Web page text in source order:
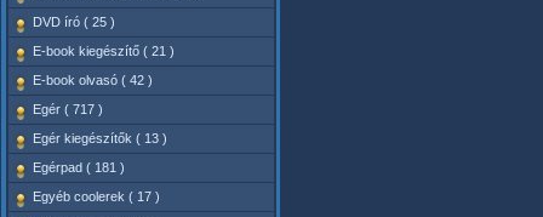
DVD író ( 25 )
E-book kiegészítő ( 21 )
E-book olvasó ( 42 )
Egér ( 717 )
Egér kiegészítők ( 13 )
Egérpad ( 181 )
Egyéb coolerek ( 17 )